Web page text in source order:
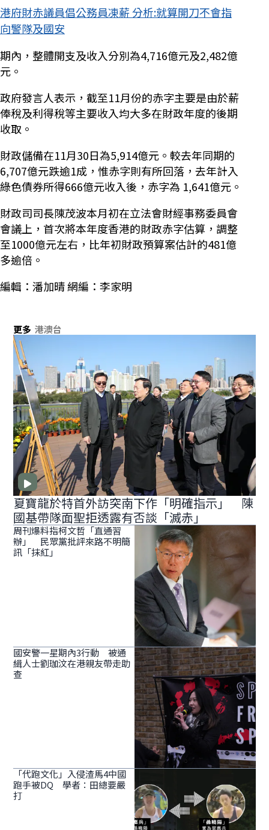
港府財赤議員倡公務員凍薪 分析:就算開刀不會指
向警隊及國安
期內，整體開支及收入分別為4,716億元及2,482億
元。
政府發言人表示，截至11月份的赤字主要是由於薪
俸稅及利得稅等主要收入均大多在財政年度的後期
收取。
財政儲備在11月30日為5,914億元。較去年同期的
6,707億元跌逾1成，惟赤字則有所回落，去年計入
綠色債券所得666億元收入後，赤字為 1,641億元。
財政司司長陳茂波本月初在立法會財經事務委員會
會議上，首次將本年度香港的財政赤字估算，調整
至1000億元左右，比年初財政預算案估計的481億
多逾倍。
編輯：潘加晴 網編：李家明
更多 港澳台
夏寶龍於特首外訪突南下作「明確指示」 陳
國基帶隊面聖拒透露有否談「滅赤」
周刊爆料指柯文哲「直通習
辦」 民眾黨批評來路不明簡
訊「抹紅」
國安警一星期內3行動 被通
緝人士劉珈汶在港親友帶走助
查
「代跑文化」入侵渣馬4中國
跑手被DQ 學者：田總要嚴
打